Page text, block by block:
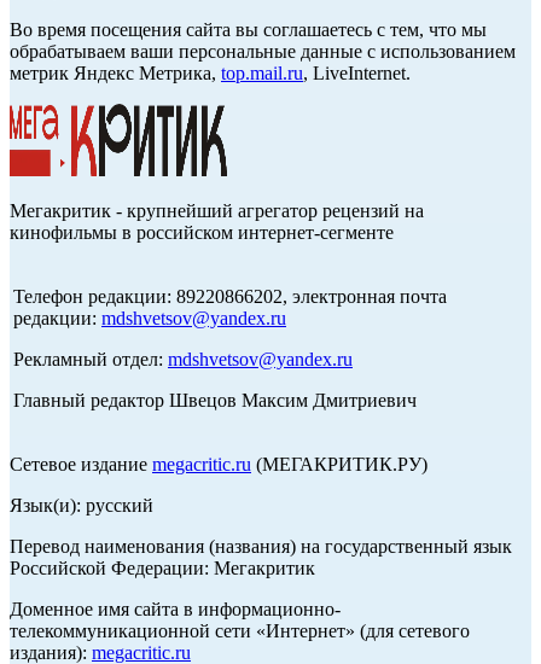
Во время посещения сайта вы соглашаетесь с тем, что мы
обрабатываем ваши персональные данные с использованием
метрик Яндекс Метрика, top.mail.ru, LiveInternet.
Мегакритик - крупнейший агрегатор рецензий на
кинофильмы в российском интернет-сегменте
Телефон редакции: 89220866202, электронная почта
редакции: mdshvetsov@yandex.ru
Рекламный отдел: mdshvetsov@yandex.ru
Главный редактор Швецов Максим Дмитриевич
Сетевое издание megacritic.ru (МЕГАКРИТИК.РУ)
Язык(и): русский
Перевод наименования (названия) на государственный язык
Российской Федерации: Мегакритик
Доменное имя сайта в информационно-
телекоммуникационной сети «Интернет» (для сетевого
издания): megacritic.ru